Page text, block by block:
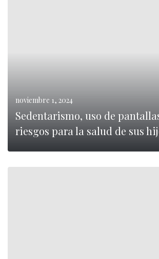
noviembre 1, 2024
Sedentarismo, uso de
riesgos para la salud de sus